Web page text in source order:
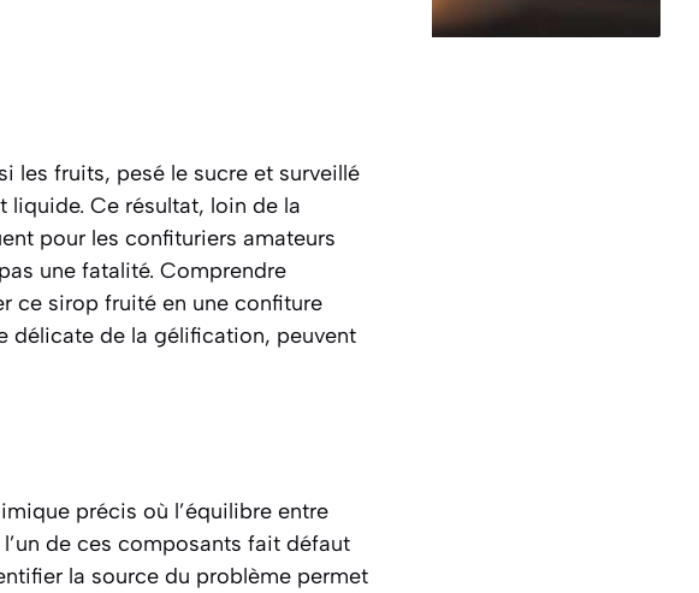
les fruits, pesé le sucre et surveillé
liquide. Ce résultat, loin de la
pour les confituriers amateurs
une fatalité. Comprendre
ce sirop fruité en une confiture
délicate de la gélification, peuvent
précis où l’équilibre entre
de ces composants fait défaut
la source du problème permet